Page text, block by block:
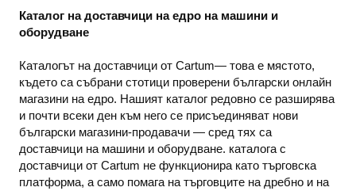
Каталог на доставчици на едро на машини и
оборудване
Каталогът на доставчици от Cartum— това е мястото,
където са събрани стотици проверени български онлайн
магазини на едро. Нашият каталог редовно се разширява
и почти всеки ден към него се присъединяват нови
български магазини-продавачи — сред тях са
доставчици на машини и оборудване. каталога с
доставчици от Cartum не функционира като търговска
платформа, а само помага на търговците на дребно и на